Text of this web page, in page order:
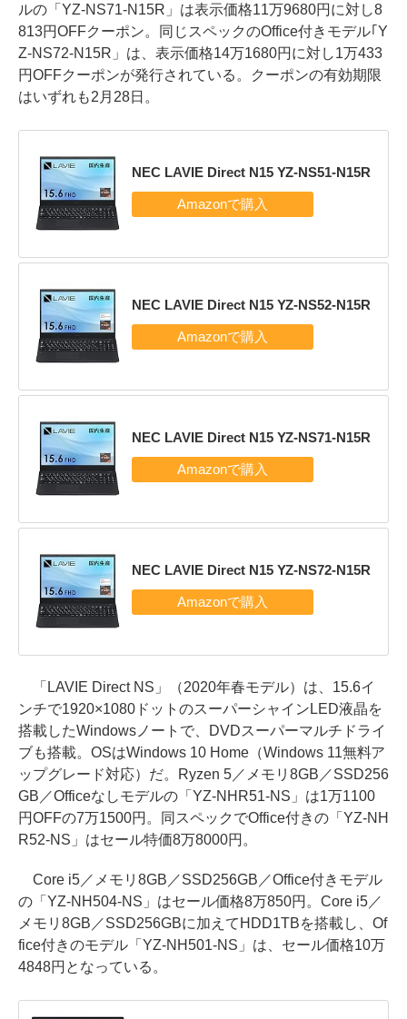
ルの「YZ-NS71-N15R」は表示価格11万9680円に対し8
813円OFFクーポン。同じスペックのOffice付きモデル｢Y
Z-NS72-N15R」は、表示価格14万1680円に対し1万433
円OFFクーポンが発行されている。クーポンの有効期限
はいずれも2月28日。
NEC LAVIE Direct N15 YZ-NS51-N15R
NEC LAVIE Direct N15 YZ-NS52-N15R
NEC LAVIE Direct N15 YZ-NS71-N15R
NEC LAVIE Direct N15 YZ-NS72-N15R
「LAVIE Direct NS」（2020年春モデル）は、15.6イ
ンチで1920×1080ドットのスーパーシャインLED液晶を
搭載したWindowsノートで、DVDスーパーマルチドライ
ブも搭載。OSはWindows 10 Home（Windows 11無料ア
ップグレード対応）だ。Ryzen 5／メモリ8GB／SSD256
GB／Officeなしモデルの「YZ-NHR51-NS」は1万1100
円OFFの7万1500円。同スペックでOffice付きの「YZ-NH
R52-NS」はセール特価8万8000円。
Core i5／メモリ8GB／SSD256GB／Office付きモデル
の「YZ-NH504-NS」はセール価格8万850円。Core i5／
メモリ8GB／SSD256GBに加えてHDD1TBを搭載し、Of
fice付きのモデル「YZ-NH501-NS」は、セール価格10万
4848円となっている。